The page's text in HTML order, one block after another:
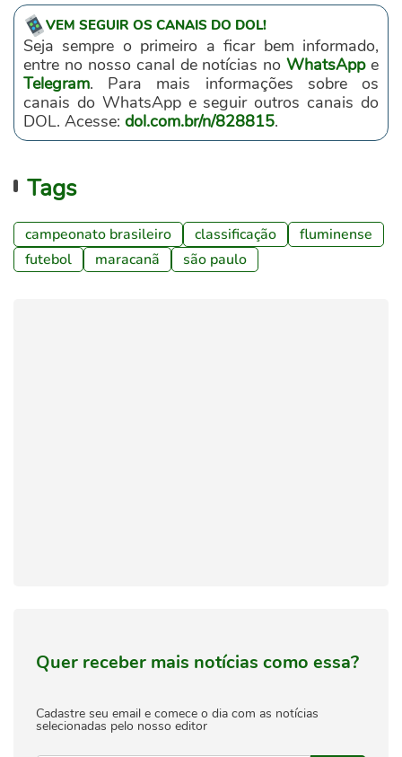
VEM SEGUIR OS CANAIS DO DOL!
Seja sempre o primeiro a ficar bem informado,
entre no nosso canal de notícias noWhatsAppe
Telegram. Para mais informações sobre os
canais do WhatsApp e seguir outros canais do
DOL. Acesse: dol.com.br/n/828815.
Tags
campeonato brasileiro classificação
fluminense
futebol
maracanã são paulo
Quer receber mais notícias como essa?
Cadastre seu email e comece o dia com as notícias
selecionadas pelo nosso editor